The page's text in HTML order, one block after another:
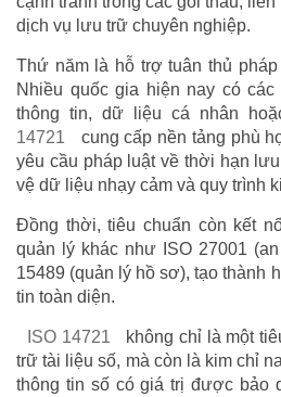
dịch vụ lưu trữ chuyên nghiệp.
Thứ năm là hỗ trợ tuân thủ
Nhiều quốc gia hiện nay có
thông tin, dữ liệu cá nhân
14721
cung cấp nền tảng phù
yêu cầu pháp luật về thời hạn
vệ dữ liệu nhạy cảm và quy trình
Đồng thời, tiêu chuẩn còn kết
quản lý khác như ISO 27001
15489 (quản lý hồ sơ), tạo thành
tin toàn diện.
ISO 14721
không chỉ là một
trữ tài liệu số, mà còn là kim chỉ
thông tin số có giá trị được bảo